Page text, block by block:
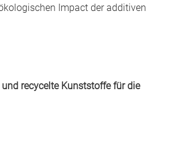
Impact der additiven
recycelte Kunststoffe für die